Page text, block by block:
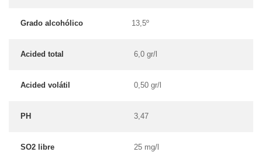
Grado alcohólico 13,5º
Acided total 6,0 gr/l
Acided volátil 0,50 gr/l
PH 3,47
SO2 libre 25 mg/l